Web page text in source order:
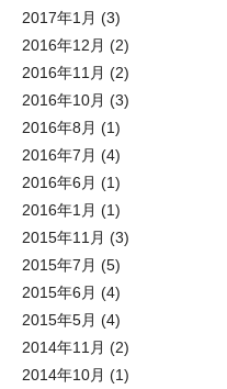
2017年1月 (3)
2016年12月 (2)
2016年11月 (2)
2016年10月 (3)
2016年8月 (1)
2016年7月 (4)
2016年6月 (1)
2016年1月 (1)
2015年11月 (3)
2015年7月 (5)
2015年6月 (4)
2015年5月 (4)
2014年11月 (2)
2014年10月 (1)